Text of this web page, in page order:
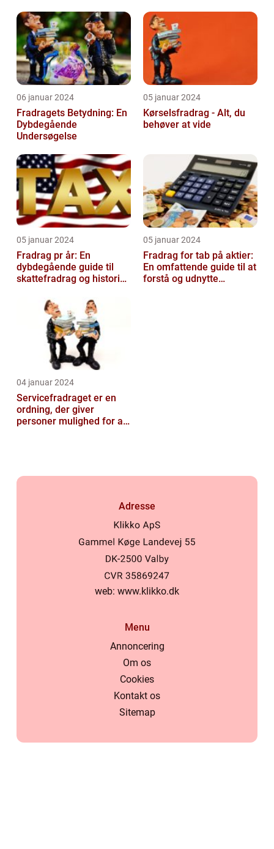
06 januar 2024
Fradragets Betydning: En
Dybdegående
Undersøgelse
05 januar 2024
Kørselsfradrag - Alt, du
behøver at vide
05 januar 2024
Fradrag pr år: En
dybdegående guide til
skattefradrag og historisk
05 januar 2024
Fradrag for tab på aktier:
En omfattende guide til at
forstå og udnytte
04 januar 2024
Servicefradraget er en
ordning, der giver
personer mulighed for at
Adresse
web: www.klikko.dk
Menu
Annoncering
Om os
Cookies
Kontakt os
Sitemap